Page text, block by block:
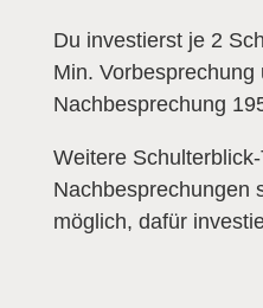
Du investierst je 2
Min. Vorbesprechung
Nachbesprechung
Weitere
Nachbesprechungen
möglich, dafür